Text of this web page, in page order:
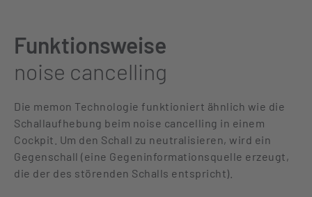
Funktionsweise
noise cancelling
Die memon Technologie funktioniert ähnlich wie die
Schallaufhebung beim noise cancelling in einem
Cockpit. Um den Schall zu neutralisieren, wird ein
Gegenschall (eine Gegeninformationsquelle erzeugt,
die der des störenden Schalls entspricht).